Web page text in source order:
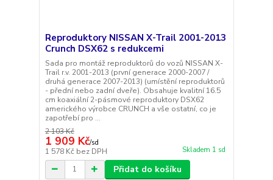
Reproduktory NISSAN X-Trail 2001-2013
Crunch DSX62 s redukcemi
Sada pro montáž reproduktorů do vozů NISSAN X-
Trail r.v. 2001-2013 (první generace 2000-2007 /
druhá generace 2007-2013) (umístění reproduktorů
- přední nebo zadní dveře). Obsahuje kvalitní 16.5
cm koaxiální 2-pásmové reproduktory DSX62
amerického výrobce CRUNCH a vše ostatní, co je
zapotřebí pro ...
2 103 Kč
1 909 Kč/sd
1 578 Kč bez DPH Skladem 1 sd
Přidat do košíku